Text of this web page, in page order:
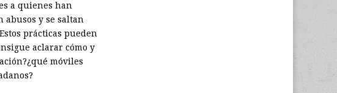
a quienes han
abusos y se saltan
prácticas pueden
aclarar cómo y
móviles